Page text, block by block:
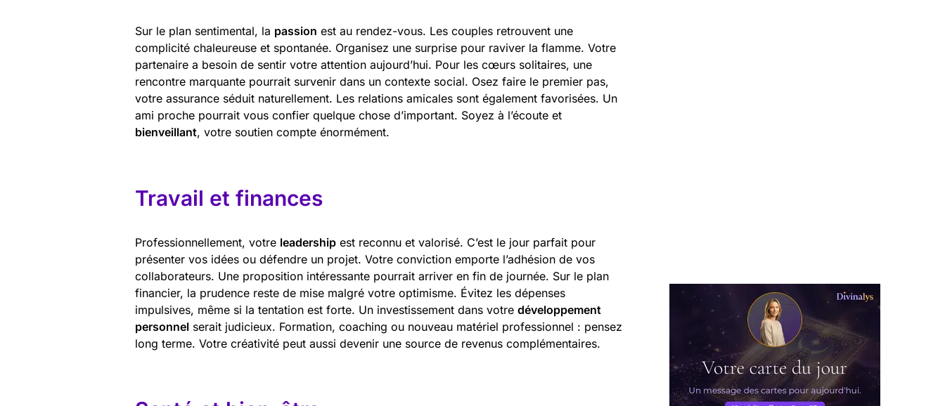
Sur le plan sentimental, la passion est au rendez-vous. Les couples retrouvent une
complicité chaleureuse et spontanée. Organisez une surprise pour raviver la flamme. Votre
partenaire a besoin de sentir votre attention aujourd’hui. Pour les cœurs solitaires, une
rencontre marquante pourrait survenir dans un contexte social. Osez faire le premier pas,
votre assurance séduit naturellement. Les relations amicales sont également favorisées. Un
ami proche pourrait vous confier quelque chose d’important. Soyez à l’écoute et
bienveillant, votre soutien compte énormément.
Travail et finances
Professionnellement, votre leadership est reconnu et valorisé. C’est le jour parfait pour
présenter vos idées ou défendre un projet. Votre conviction emporte l’adhésion de vos
collaborateurs. Une proposition intéressante pourrait arriver en fin de journée. Sur le plan
financier, la prudence reste de mise malgré votre optimisme. Évitez les dépenses
impulsives, même si la tentation est forte. Un investissement dans votre développement
personnel serait judicieux. Formation, coaching ou nouveau matériel professionnel : pensez
long terme. Votre créativité peut aussi devenir une source de revenus complémentaires.